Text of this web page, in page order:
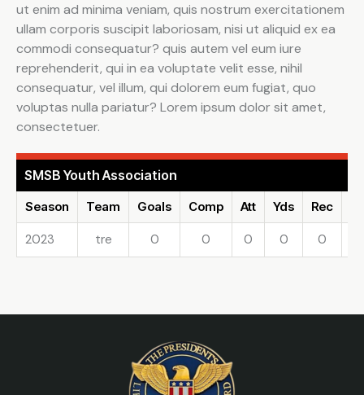
ut enim ad minima veniam, quis nostrum exercitationem
ullam corporis suscipit laboriosam, nisi ut aliquid ex ea
commodi consequatur? quis autem vel eum iure
reprehenderit, qui in ea voluptate velit esse, nihil
consequatur, vel illum, qui dolorem eum fugiat, quo
voluptas nulla pariatur? Lorem ipsum dolor sit amet,
consectetuer.
SMSB Youth Association
Season Team Goals Comp Att Yds Rec
2023 tre 0 0 0 0 0